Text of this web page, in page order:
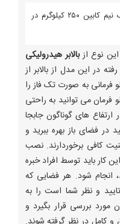
ساخت و نصب بالابر ثابت هیدرولیک نیم کابین ۲۵۰ کیلوگرم در
نوع ازبالابر هیدرولیکی
در این مدل از بالابر از
فرمانی به صورت تک فاز را
فرمان می توانید به راحتی
ارتفاع های گوناگون جابجا
در فضای باز بهره ببرید و
کافی برخوردارند. نصب
کار باید توسط افراد خبره
انجام شود. هر فضایی که
و نظر شما است را به
مورد بررسی قرار بگیرد و